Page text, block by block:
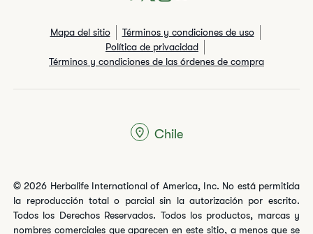
Mapa del sitio
Términos y condiciones de uso
Política de privacidad
Términos y condiciones de las órdenes de compra
© 2026 Herbalife International of America, Inc. No está permitida
la reproducción total o parcial sin la autorización por escrito.
Todos los Derechos Reservados. Todos los productos, marcas y
nombres comerciales que aparecen en este sitio, a menos que se
Chile